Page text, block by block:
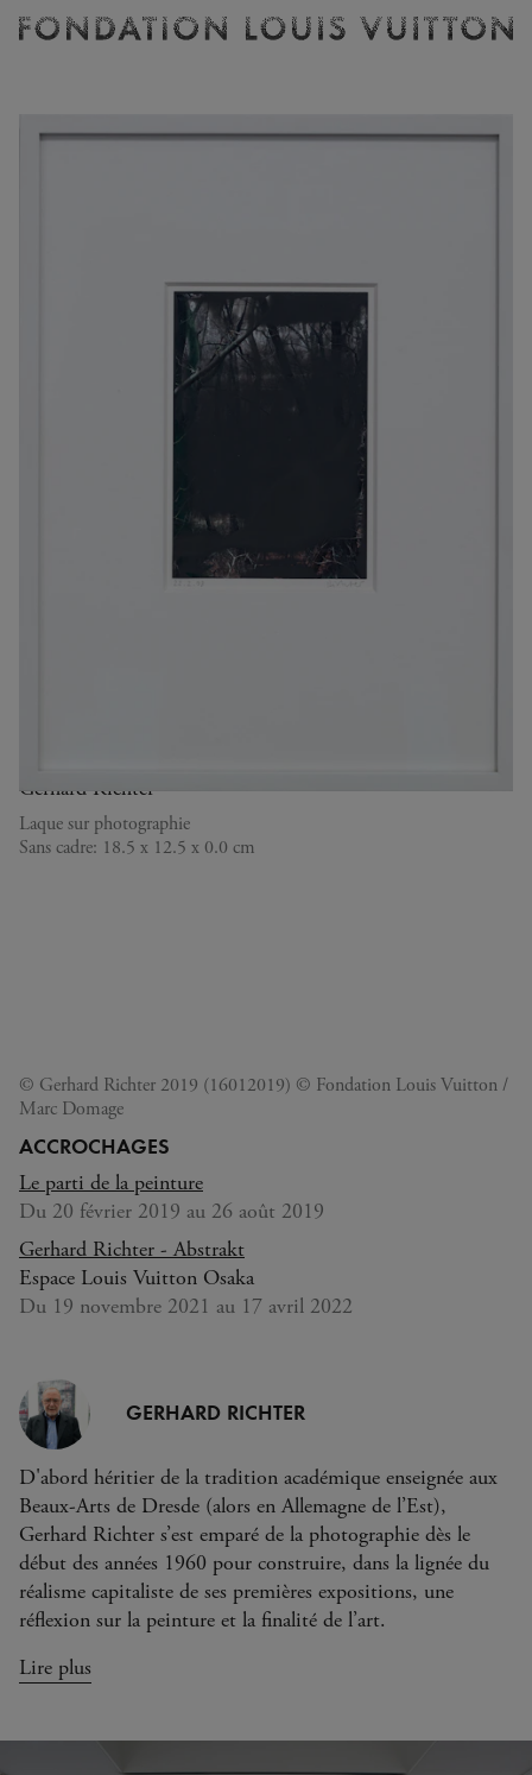
Gerhard Richter
Laque sur photographie
Sans cadre: 18.5 x 12.5 x 0.0 cm
© Gerhard Richter 2019 (16012019) © Fondation Louis Vuitton /
Marc Domage
ACCROCHAGES
Le parti de la peinture
Du 20 février 2019 au 26 août 2019
Gerhard Richter - Abstrakt
Espace Louis Vuitton Osaka
Du 19 novembre 2021 au 17 avril 2022
GERHARD RICHTER
D'abord héritier de la tradition académique enseignée aux
Beaux-Arts de Dresde (alors en Allemagne de l’Est),
Gerhard Richter s’est emparé de la photographie dès le
début des années 1960 pour construire, dans la lignée du
réalisme capitaliste de ses premières expositions, une
réflexion sur la peinture et la finalité de l’art.
Lire plus
Billetterie